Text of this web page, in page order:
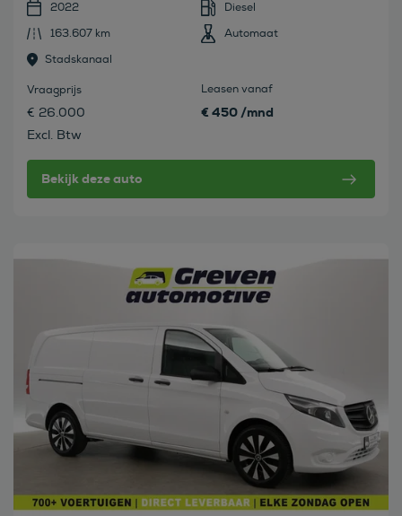
2022
Diesel
163.607 km
Automaat
Stadskanaal
Vraagprijs
€ 26.000
Excl. Btw
Leasen vanaf
€ 450 /mnd
Bekijk deze auto
Bekijk deze auto